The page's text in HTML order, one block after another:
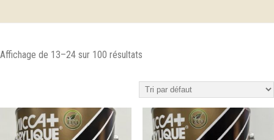
Affichage de 13–24 sur 100 résultats